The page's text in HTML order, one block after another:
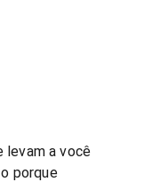
levam a você
porque